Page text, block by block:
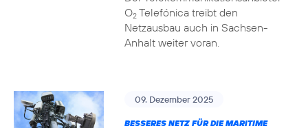
O2Telefónica treibt den
Netzausbau auch in Sachsen-
Anhalt weiter voran.
09. Dezember 2025
BESSERES NETZ FÜR DIE MARITIME